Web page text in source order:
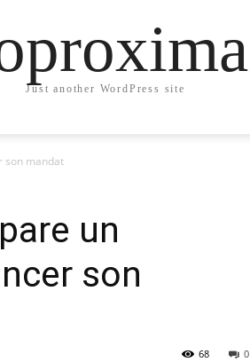
Just another WordPress site
son mandat
un
son
0
68